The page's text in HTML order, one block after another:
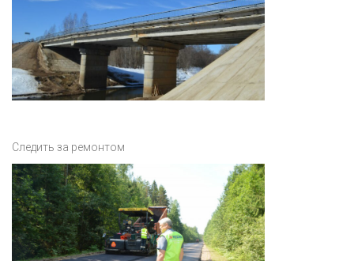
Следить за ремонтом